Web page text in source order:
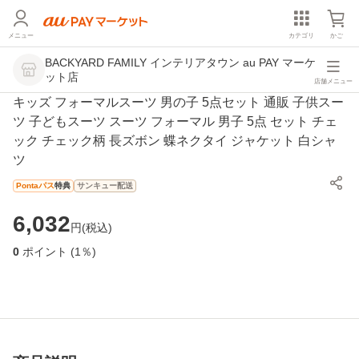
メニュー カテゴリ かご
BACKYARD FAMILY インテリアタウン au PAY マーケ
ット店
店舗メニュー
キッズ フォーマルスーツ 男の子 5点セット 通販 子供スー
ツ 子どもスーツ スーツ フォーマル 男子 5点 セット チェ
ック チェック柄 長ズボン 蝶ネクタイ ジャケット 白シャ
ツ
Pontaパス特典 サンキュー配送
6,032円(税込)
0 ポイント (1％)